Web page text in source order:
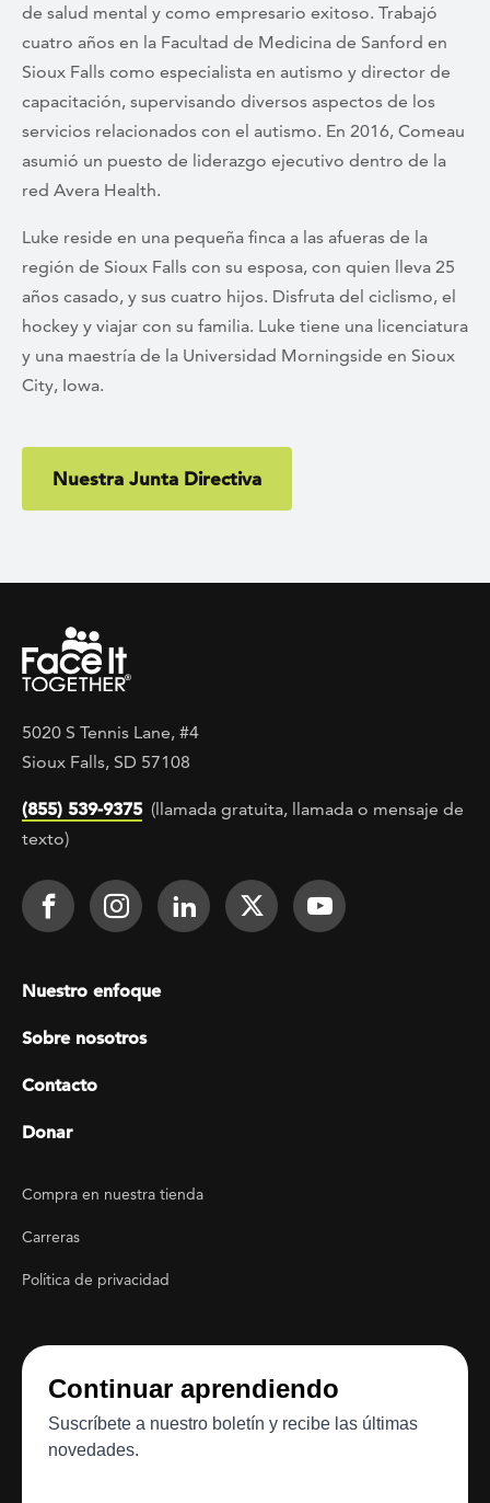
de salud mental y como empresario exitoso. Trabajó
cuatro años en la Facultad de Medicina de Sanford en
Sioux Falls como especialista en autismo y director de
capacitación, supervisando diversos aspectos de los
servicios relacionados con el autismo. En 2016, Comeau
asumió un puesto de liderazgo ejecutivo dentro de la
red Avera Health.
Luke reside en una pequeña finca a las afueras de la
región de Sioux Falls con su esposa, con quien lleva 25
años casado, y sus cuatro hijos. Disfruta del ciclismo, el
hockey y viajar con su familia. Luke tiene una licenciatura
y una maestría de la Universidad Morningside en Sioux
City, Iowa.
Nuestra Junta Directiva
5020 S Tennis Lane, #4
Sioux Falls, SD 57108
(855) 539-9375 (llamada gratuita, llamada o mensaje de
texto)
Footer Social
Face It TOGETHER on Facebook
Face It TOGETHER on
Face It TOGETHER on
Face ItFace It
Footer menu
Nuestro enfoque
Sobre nosotros
Contacto
Donar
Footer Utility
Compra en nuestra tienda
Carreras
Política de privacidad